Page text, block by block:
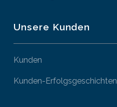
Unsere Kunden
Kunden
Kunden-Erfolgsgeschichten